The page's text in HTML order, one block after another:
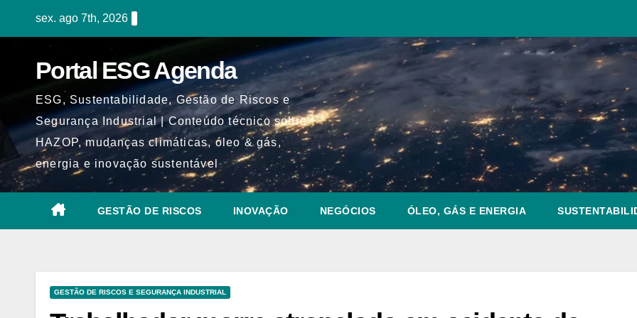
sex. ago 7th, 2026
Portal ESG Agenda
ESG, Sustentabilidade, Gestão de Riscos e
Segurança Industrial | Conteúdo técnico sobre
HAZOP, mudanças climáticas, óleo & gás,
energia e inovação sustentável
GESTÃO DE RISCOS INOVAÇÃO NEGÓCIOS ÓLEO, GÁS E ENERGIA
GESTÃO DE RISCOS E SEGURANÇA INDUSTRIAL